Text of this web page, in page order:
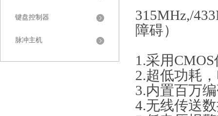
键盘控制器
脉冲主机
315MHz,/
障碍）
1.采用
2.超低功耗
3.内置百万
4.无线传送